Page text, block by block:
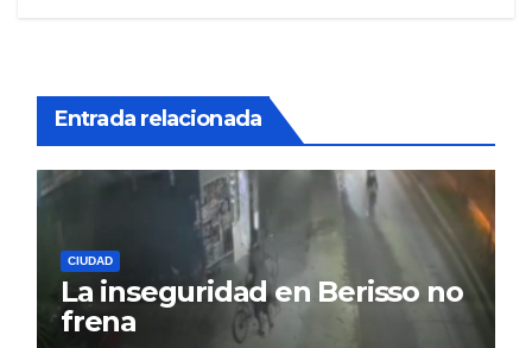
Entrada relacionada
CIUDAD
La inseguridad en Berisso no
frena